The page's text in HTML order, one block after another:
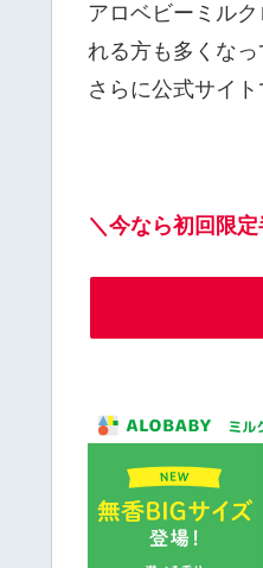
アロベビーミル
れる方も多くなっ
さらに公式サイ
＼今なら初回限